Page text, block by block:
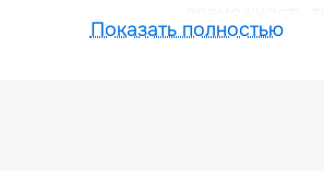
Ключевые
Показать полностью